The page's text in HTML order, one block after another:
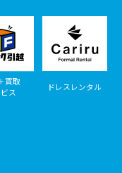
買取
ス
ドレスレンタル